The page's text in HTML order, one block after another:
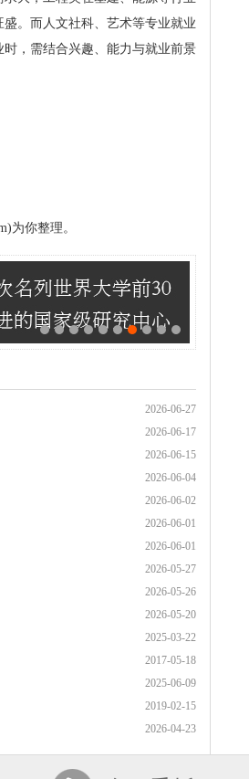
。而人文社科、艺术等专业就业
，需结合兴趣、能力与就业前景
为你整理。
2026-06-27
2026-06-17
2026-06-15
2026-06-04
2026-06-02
2026-06-01
2026-06-01
2026-05-27
2026-05-26
2026-05-20
2025-03-22
2017-05-18
2025-06-09
2019-02-15
2026-04-23